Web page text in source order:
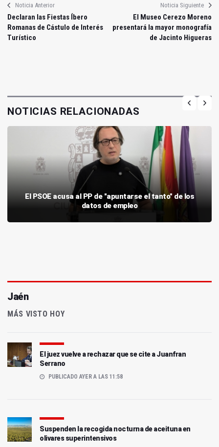
Noticia Anterior
Declaran las Fiestas Íbero
Romanas de Cástulo de Interés
Turístico
Noticia Siguiente
El Museo Cerezo Moreno
presentará la mayor monografía
de Jacinto Higueras
NOTICIAS RELACIONADAS
El PSOE acusa al PP de "apuntarse el tanto" de los
datos de empleo
Jaén
MÁS VISTO HOY
El juez vuelve a rechazar que se cite a Juanfran
Serrano
PUBLICADO AYER A LAS 11:58
Suspenden la recogida nocturna de aceituna en
olivares superintensivos